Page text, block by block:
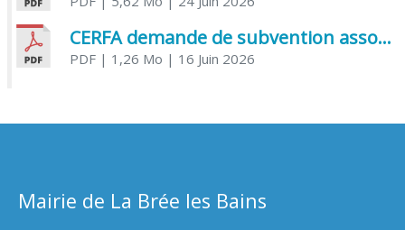
CERFA demande de subvention association
PDF| 1,26 Mo | 16 Juin 2026
Mairie de La Brée les Bains